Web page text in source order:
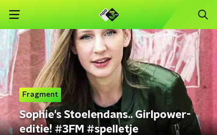
Fragment
Sophie's Stoelendans.. Girlpower-
editie! #3FM #spelletje